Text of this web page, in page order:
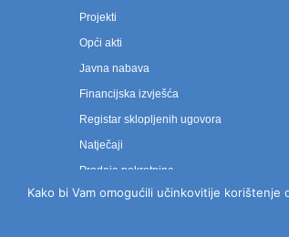
Projekti
Opći akti
Javna nabava
Financijska izvješća
Registar sklopljenih ugovora
Natječaji
Prodaja pokretnina
Zahtjev za pristup informacijama
Kako bi Vam omogućili učinkovitije